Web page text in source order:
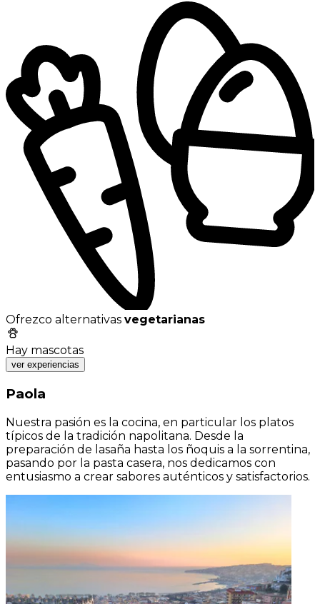
Ofrezco alternativas vegetarianas
Hay mascotas
ver experiencias
Paola
Nuestra pasión es la cocina, en particular los platos
típicos de la tradición napolitana. Desde la
preparación de lasaña hasta los ñoquis a la sorrentina,
pasando por la pasta casera, nos dedicamos con
entusiasmo a crear sabores auténticos y satisfactorios.